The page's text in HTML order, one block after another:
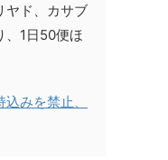
ヤド、カサブ
、1日50便ほ
みを禁止、